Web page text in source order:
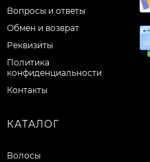
Вопросы и ответы
Обмен и возврат
Реквизиты
Политика
конфиденциальности
Контакты
КАТАЛОГ
Волосы